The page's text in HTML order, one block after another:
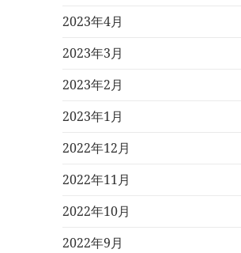
2023年4月
2023年3月
2023年2月
2023年1月
2022年12月
2022年11月
2022年10月
2022年9月